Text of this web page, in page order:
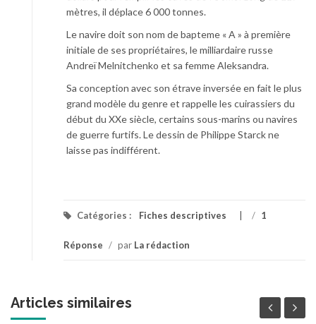
mètres, il déplace 6 000 tonnes.
Le navire doit son nom de bapteme « A » à première
initiale de ses propriétaires, le milliardaire russe
Andreï Melnitchenko et sa femme Aleksandra.
Sa conception avec son étrave inversée en fait le plus
grand modèle du genre et rappelle les cuirassiers du
début du XXe siècle, certains sous-marins ou navires
de guerre furtifs. Le dessin de Philippe Starck ne
laisse pas indifférent.
Catégories : Fiches descriptives / 1
Réponse / par La rédaction
Articles similaires